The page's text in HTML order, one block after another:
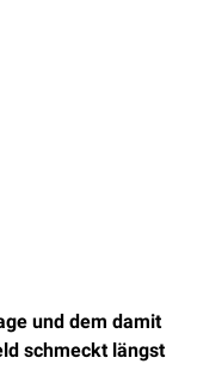
und dem damit
schmeckt längst